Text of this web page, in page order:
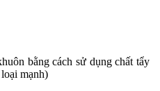
bằng cách sử dụng chất tẩy
mạnh)